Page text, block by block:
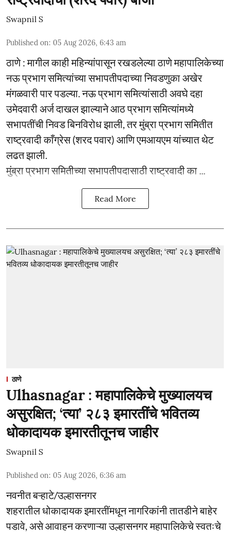
Swapnil S
Published on: 05 Aug 2026, 6:43 am
ठाणे : मागील काही महिन्यांपासून रखडलेल्या ठाणे महापालिकेच्या
नऊ प्रभाग समित्यांच्या सभापतीपदाच्या निवडणुका अखेर
मंगळवारी पार पडल्या. नऊ प्रभाग समित्यांसाठी अवघे दहा
उमेदवारी अर्ज दाखल झाल्याने आठ प्रभाग समित्यांमध्ये
सभापतींची निवड बिनविरोध झाली, तर मुंब्रा प्रभाग समितीत
राष्ट्रवादी काँग्रेस (शरद पवार) आणि एमआयएम यांच्यात थेट
लढत झाली.
मुंब्रा प्रभाग समितीच्या सभापतीपदासाठी राष्ट्रवादी का ...
Read More
ठाणे
Ulhasnagar : महापालिकेचे मुख्यालयच
असुरक्षित; ‘त्या’ २८३ इमारतींचे भवितव्य
धोकादायक इमारतीतूनच जाहीर
Swapnil S
Published on: 05 Aug 2026, 6:36 am
नवनीत बऱ्हाटे/उल्हासनगर
शहरातील धोकादायक इमारतींमधून नागरिकांनी तातडीने बाहेर
पडावे, असे आवाहन करणाऱ्या उल्हासनगर महापालिकेचे स्वतःचे